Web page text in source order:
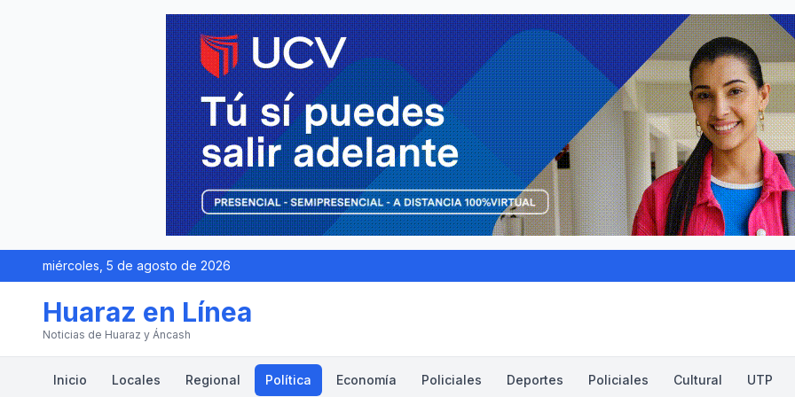
miércoles, 5 de agosto de 2026
Huaraz en Línea
Noticias de Huaraz y Áncash
Inicio Locales Regional Política Economía Policiales Deportes Policiales Cultural UTP